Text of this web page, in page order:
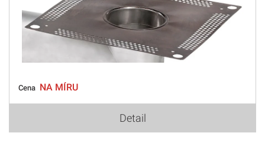
Cena NA MÍRU
Detail